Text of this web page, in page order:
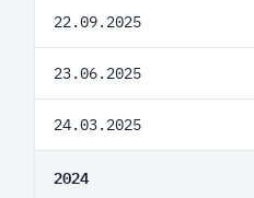
22.09.2025
23.06.2025
24.03.2025
2024